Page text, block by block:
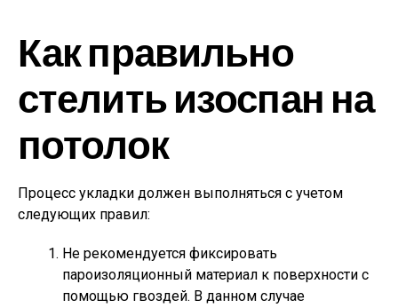
Как правильно
стелить изоспан на
потолок
Процесс укладки должен выполняться с учетом
следующих правил:
Не рекомендуется фиксировать
пароизоляционный материал к поверхности с
помощью гвоздей. В данном случае